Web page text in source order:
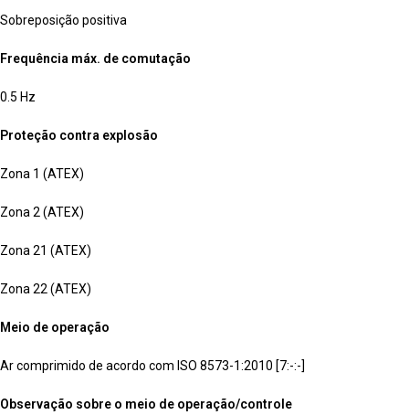
Sobreposição positiva
Frequência máx. de comutação
0.5 Hz
Proteção contra explosão
Zona 1 (ATEX)
Zona 2 (ATEX)
Zona 21 (ATEX)
Zona 22 (ATEX)
Meio de operação
Ar comprimido de acordo com ISO 8573-1:2010 [7:-:-]
Observação sobre o meio de operação/controle